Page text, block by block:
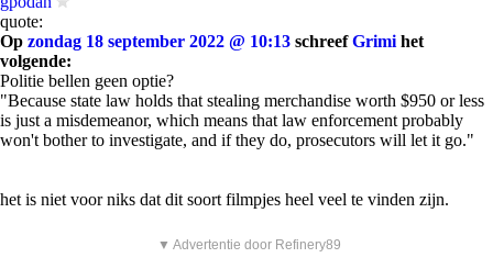
quote:
Op zondag 18 september 2022 @ 10:13 schreefGrimi het
volgende:
Politie bellen geen optie?
"Because state law holds that stealing merchandise worth $950 or less
is just a misdemeanor, which means that law enforcement probably
won't bother to investigate, and if they do, prosecutors will let it go."
het is niet voor niks dat dit soort filmpjes heel veel te vinden zijn.
▼ Advertentie door Refinery89